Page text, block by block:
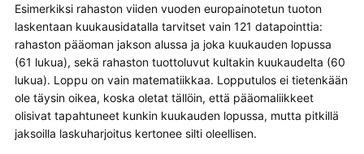
Esimerkiksi rahaston viiden vuoden europainotetun tuoton
laskentaan kuukausidatalla tarvitset vain 121 datapointtia:
rahaston pääoman jakson alussa ja joka kuukauden lopussa
(61 lukua), sekä rahaston tuottoluvut kultakin kuukaudelta (60
lukua). Loppu on vain matematiikkaa. Lopputulos ei tietenkään
ole täysin oikea, koska oletat tällöin, että pääomaliikkeet
olisivat tapahtuneet kunkin kuukauden lopussa, mutta pitkillä
jaksoilla laskuharjoitus kertonee silti oleellisen.